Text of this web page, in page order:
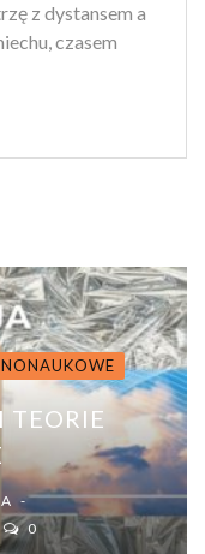
z dystansem a
czasem
TEORIE
0